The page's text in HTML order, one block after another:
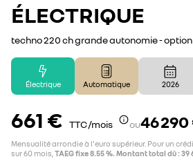
ÉLECTRIQUE
techno 220 ch grande autonomie -
Électrique Automatique 2026
661 € TTC /mois ou46 290
Mensualité arrondie à l'euro supérieur. Pour un
sur 60 mois, TAEG fixe 8.55 %. Montant total dû : 39